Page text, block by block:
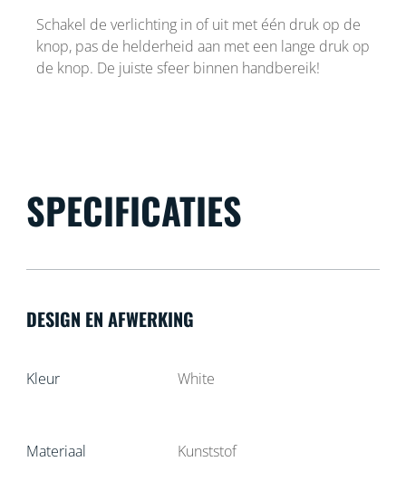
Schakel de verlichting in of uit met één druk op de
knop, pas de helderheid aan met een lange druk op
de knop. De juiste sfeer binnen handbereik!
SPECIFICATIES
DESIGN EN AFWERKING
Kleur White
Materiaal Kunststof